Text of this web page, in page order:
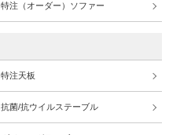
特注（オーダー）ソファー
特注天板
抗菌/抗ウイルステーブル